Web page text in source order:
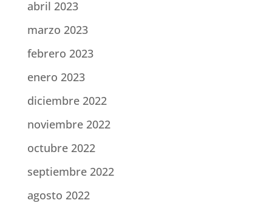
abril 2023
marzo 2023
febrero 2023
enero 2023
diciembre 2022
noviembre 2022
octubre 2022
septiembre 2022
agosto 2022